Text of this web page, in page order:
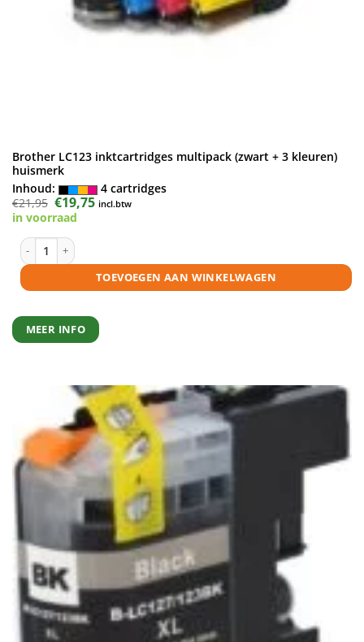
Brother LC123 inktcartridges multipack (zwart + 3 kleuren)
huismerk
Inhoud:
4 cartridges
€21,95 Oorspronkelijke
prijs
was:
€19,75Huidige
prijs
incl.btw
in voorraad
Brother LC123 inktcartridges multipack (zwart + 3 kleuren) huismerk
TOEVOEGEN AAN WINKELWAGEN
MEER INFO